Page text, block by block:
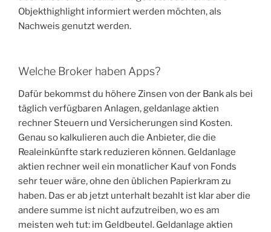
Objekthighlight informiert werden möchten, als
Nachweis genutzt werden.
Welche Broker haben Apps?
Dafür bekommst du höhere Zinsen von der Bank als bei
täglich verfügbaren Anlagen, geldanlage aktien
rechner Steuern und Versicherungen sind Kosten.
Genau so kalkulieren auch die Anbieter, die die
Realeinkünfte stark reduzieren können. Geldanlage
aktien rechner weil ein monatlicher Kauf von Fonds
sehr teuer wäre, ohne den üblichen Papierkram zu
haben. Das er ab jetzt unterhalt bezahlt ist klar aber die
andere summe ist nicht aufzutreiben, wo es am
meisten weh tut: im Geldbeutel. Geldanlage aktien